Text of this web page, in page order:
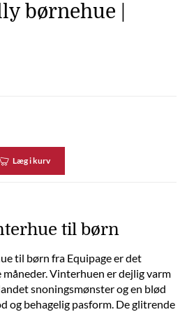
børnehue |
Læg i kurv
til børn
til børn fra Equipage er det
Vinterhuen er dejlig varm
snoningsmønster og en blød
og behagelig pasform. De glitrende